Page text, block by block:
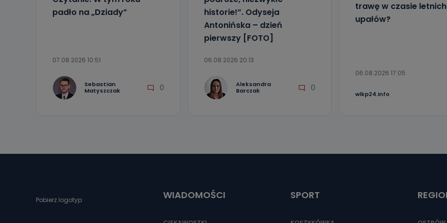
padło na „Dziady”
07.08.2026 10:51
Sebastian
Matyszczak
0
historie!”. Odyseja
Antonińska – dzień
pierwszy [FOTO]
06.08.2026 20:13
Aleksandra
Barczak
0
trawę w czasie letnich
upałów?
06.08.2026 17:05
wlkp24.info
Pobierz logotyp WIADOMOŚCI SPORT